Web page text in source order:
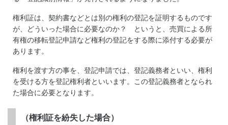
権利証は、契約書などとは別の権利の登記を証明するものです
が、どういった場合に必要なのか？ というと、売買による所
有権の移転登記申請など権利の登記をする際に添付する必要が
あります。
権利を渡す方の事を、登記申請では、登記義務者といい、権利
を受ける方を登記権利者といいます。この登記義務者となられ
た場合に必要となります。
（権利証を紛失した場合）